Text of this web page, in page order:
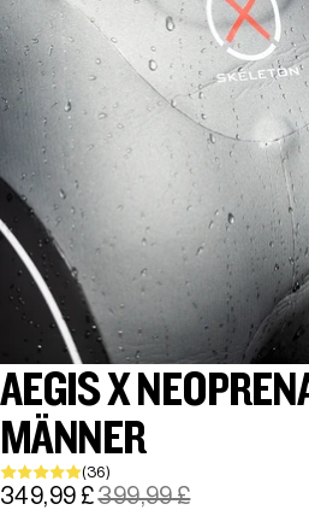
AEGIS X
MÄNNER
(36)
349,99 £399,99 £